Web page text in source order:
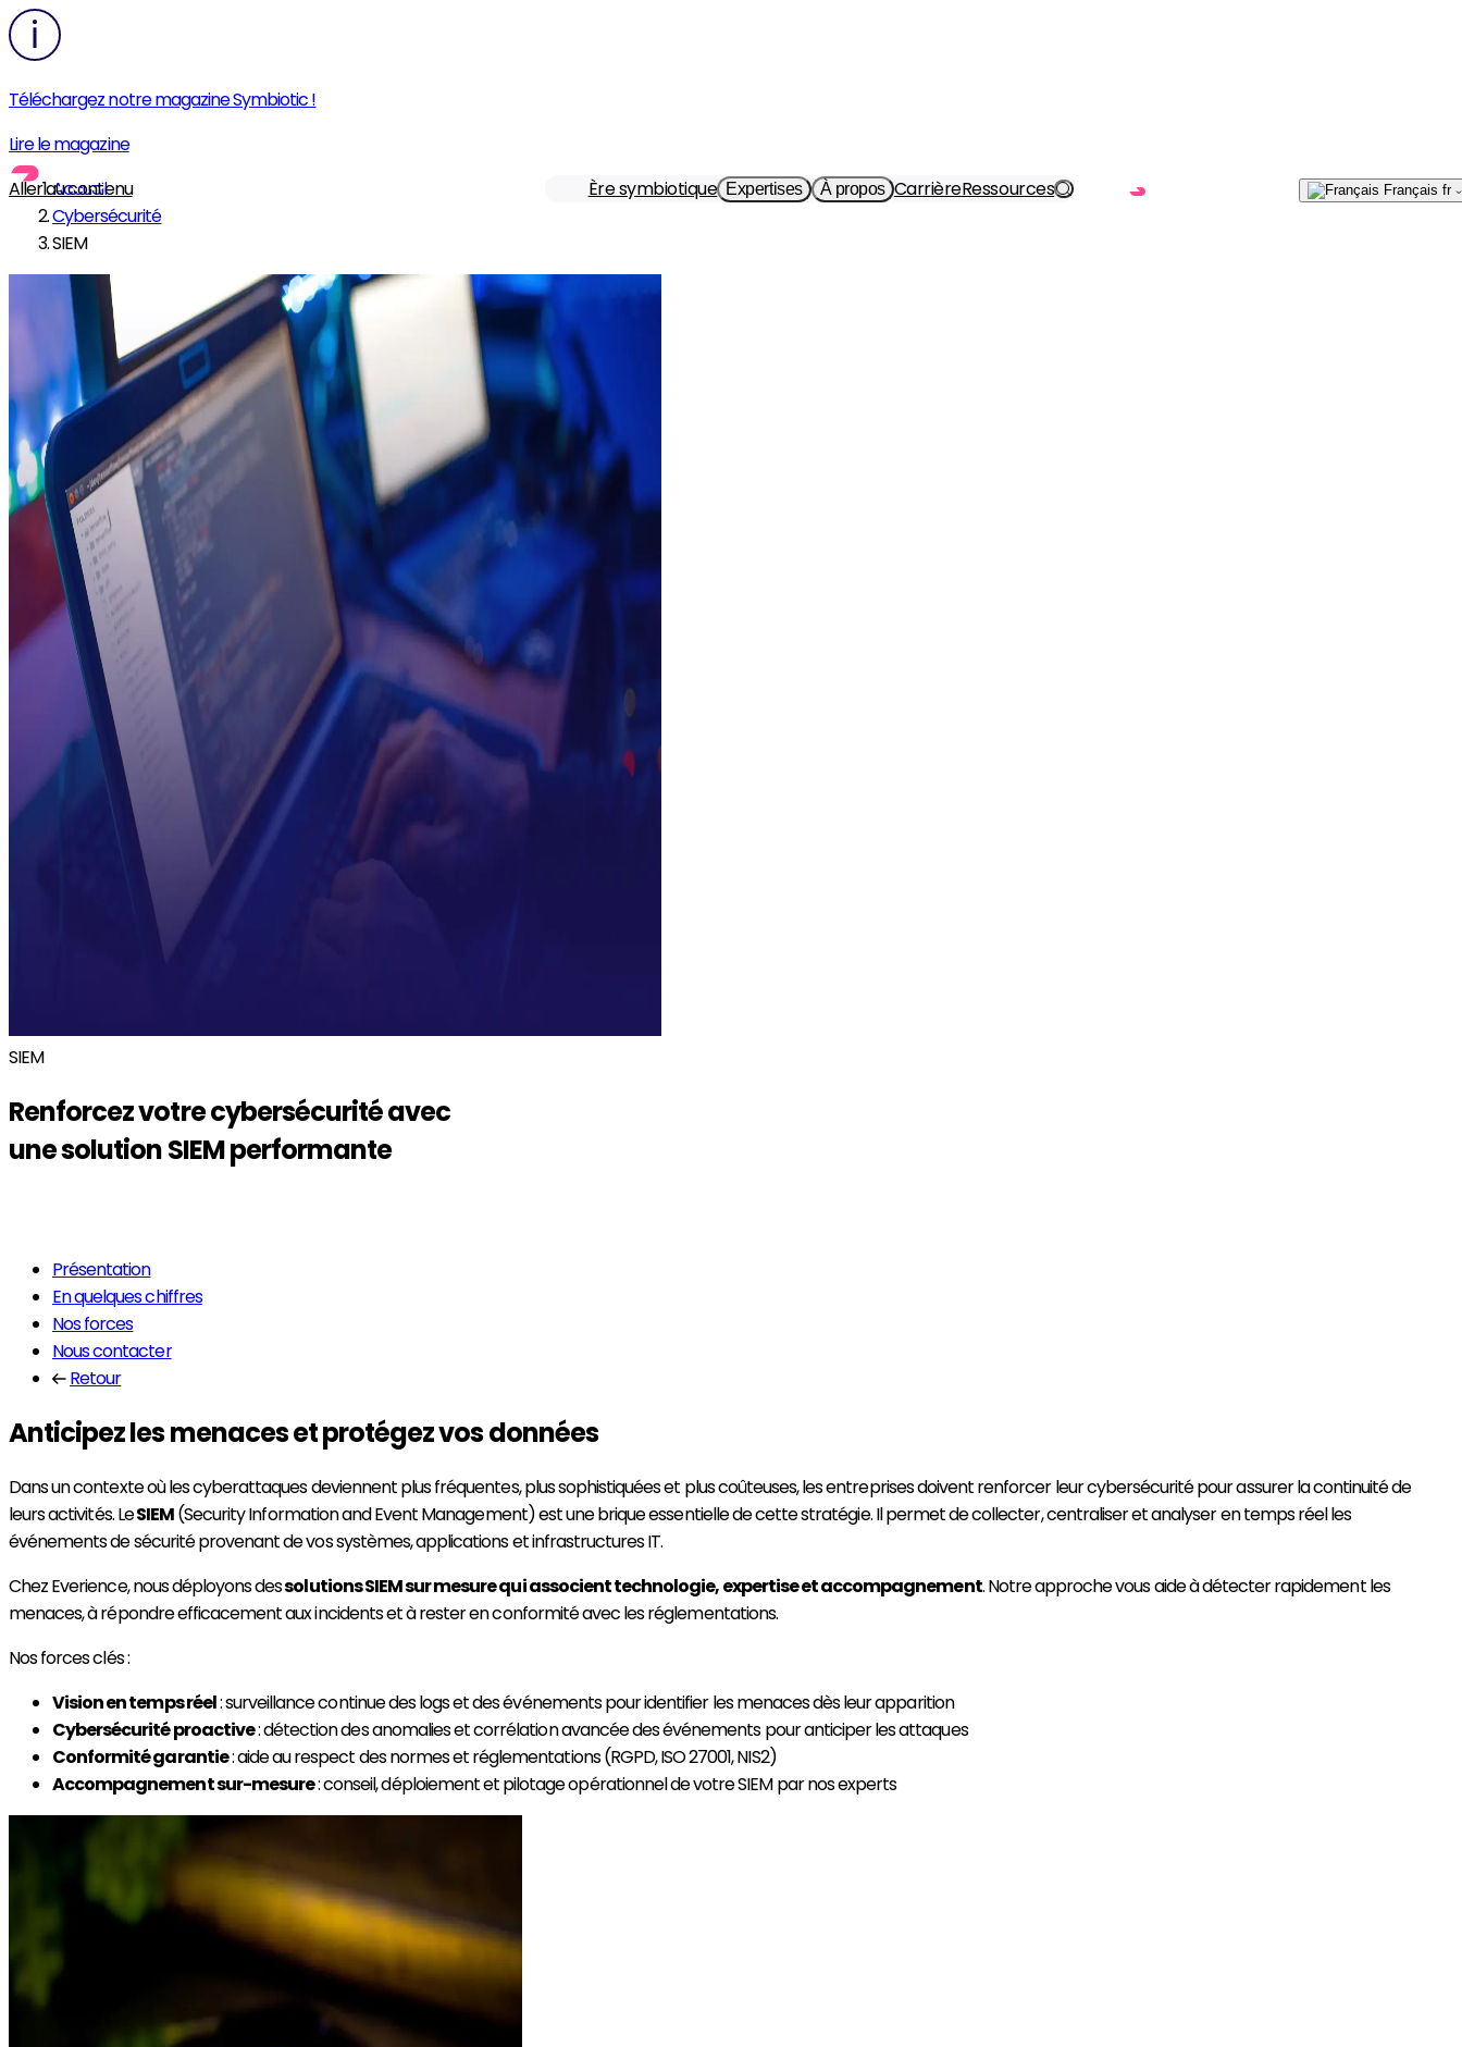
Téléchargez notre magazine Symbiotic !
Lire le magazine
Aller au contenu
Ère symbiotique Expertises À propos CarrièreRessources
Écrivez-
Français fr
Accueil
Cybersécurité
SIEM
SIEM
Renforcez votre cybersécurité avec
une solutionSIEMperformante
Présentation
En quelques chiffres
Nos forces
Nous contacter
Retour
Anticipez les menaces et protégez vos données
Dans un contexte où les cyberattaques deviennent plus fréquentes, plus sophistiquées et plus coûteuses, les entreprises doivent renforcer leur cybersécurité pour assurer la continuité de
leurs activités. LeSIEM(Security Information and Event Management) est une brique essentielle de cette stratégie. Il permet de collecter, centraliser et analyser en temps réel les
événements de sécurité provenant de vos systèmes, applications et infrastructures IT.
Chez Everience, nous déployons dessolutions SIEM sur mesure qui associent technologie, expertise et accompagnement. Notre approche vous aide à détecter rapidement les
menaces, à répondre efficacement aux incidents et à rester en conformité avec les réglementations.
Nos forces clés :
Vision en temps réel: surveillance continue des logs et des événements pour identifier les menaces dès leur apparition
Cybersécurité proactive: détection des anomalies et corrélation avancée des événements pour anticiper les attaques
Conformité garantie: aide au respect des normes et réglementations (RGPD, ISO 27001, NIS2)
Accompagnement sur-mesure: conseil, déploiement et pilotage opérationnel de votre SIEM par nos experts